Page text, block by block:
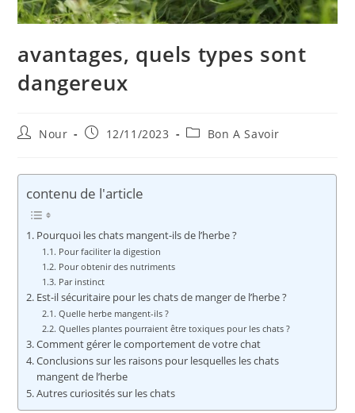
avantages, quels types sont
dangereux
Auteur/autrice
publication :
Nour
Publication
12/11/2023
PostBon A Savoir
contenu de l'article
Pourquoi les chats mangent-ils de l’herbe ?
Pour faciliter la digestion
Pour obtenir des nutriments
Par instinct
Est-il sécuritaire pour les chats de manger de l’herbe ?
Quelle herbe mangent-ils ?
Quelles plantes pourraient être toxiques pour les chats ?
Comment gérer le comportement de votre chat
Conclusions sur les raisons pour lesquelles les chats
mangent de l’herbe
Autres curiosités sur les chats